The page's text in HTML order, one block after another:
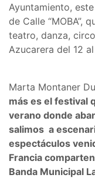
Ayuntamiento,
de Calle “MOBA”,
teatro, danza,
Azucarera del 12
Marta Montaner
más es el festival
verano donde
salimos a
espectáculos
Francia
Banda Municipal